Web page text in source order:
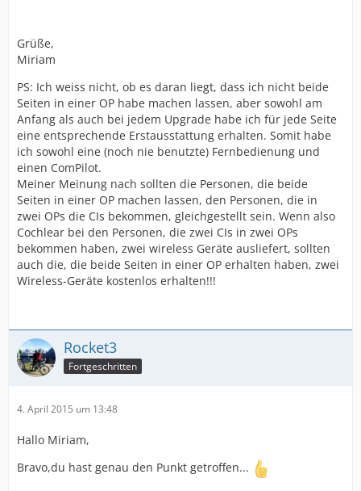
Grüße,
Miriam
PS: Ich weiss nicht, ob es daran liegt, dass ich nicht beide
Seiten in einer OP habe machen lassen, aber sowohl am
Anfang als auch bei jedem Upgrade habe ich für jede Seite
eine entsprechende Erstausstattung erhalten. Somit habe
ich sowohl eine (noch nie benutzte) Fernbedienung und
einen ComPilot.
Meiner Meinung nach sollten die Personen, die beide
Seiten in einer OP machen lassen, den Personen, die in
zwei OPs die CIs bekommen, gleichgestellt sein. Wenn also
Cochlear bei den Personen, die zwei CIs in zwei OPs
bekommen haben, zwei wireless Geräte ausliefert, sollten
auch die, die beide Seiten in einer OP erhalten haben, zwei
Wireless-Geräte kostenlos erhalten!!!
Rocket3
Fortgeschritten
4. April 2015 um 13:48
Hallo Miriam,
Bravo,du hast genau den Punkt getroffen...